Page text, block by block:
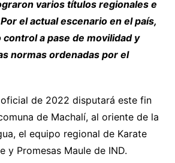
varios títulos regionales e
el actual escenario en el país,
a pase de movilidad y
normas ordenadas por el
de 2022 disputará este fin
de Machalí, al oriente de la
el equipo regional de Karate
y Promesas Maule de IND.